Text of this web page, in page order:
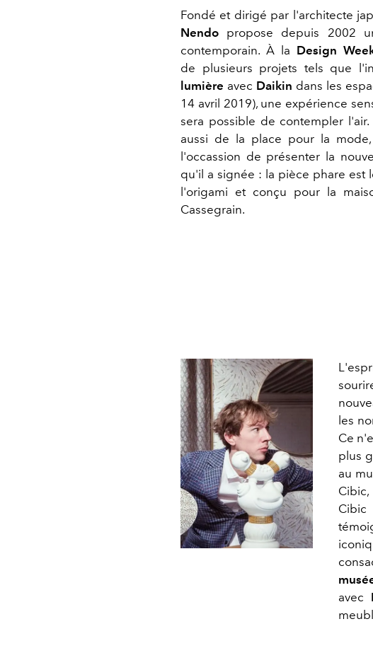
Fondé et dirigé par l'architecte
Nendo propose depuis 2002
contemporain. À la Design
de plusieurs projets tels que
lumière avec Daikin dans les
14 avril 2019), une expérience
sera possible de contempler
aussi de la place pour la
l'occassion de présenter la
qu'il a signée : la pièce phare est
l'origami et conçu pour la
Cassegrain.
les
Ce
plus
au
avec